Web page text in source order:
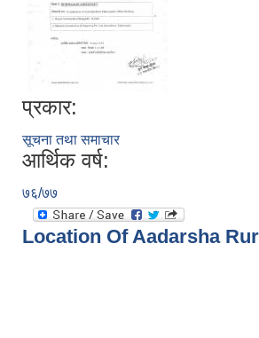
प्रकार:
सूचना तथा समाचार
आर्थिक वर्ष:
७६/७७
Location Of Aadarsha